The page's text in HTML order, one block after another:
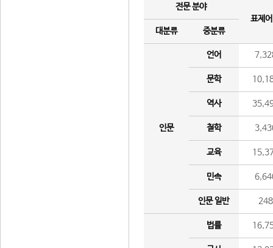
전문 분야
표제
대분류
중분류
인문
언어
문학
역사
철학
교육
민속
인문 일반 248
법률